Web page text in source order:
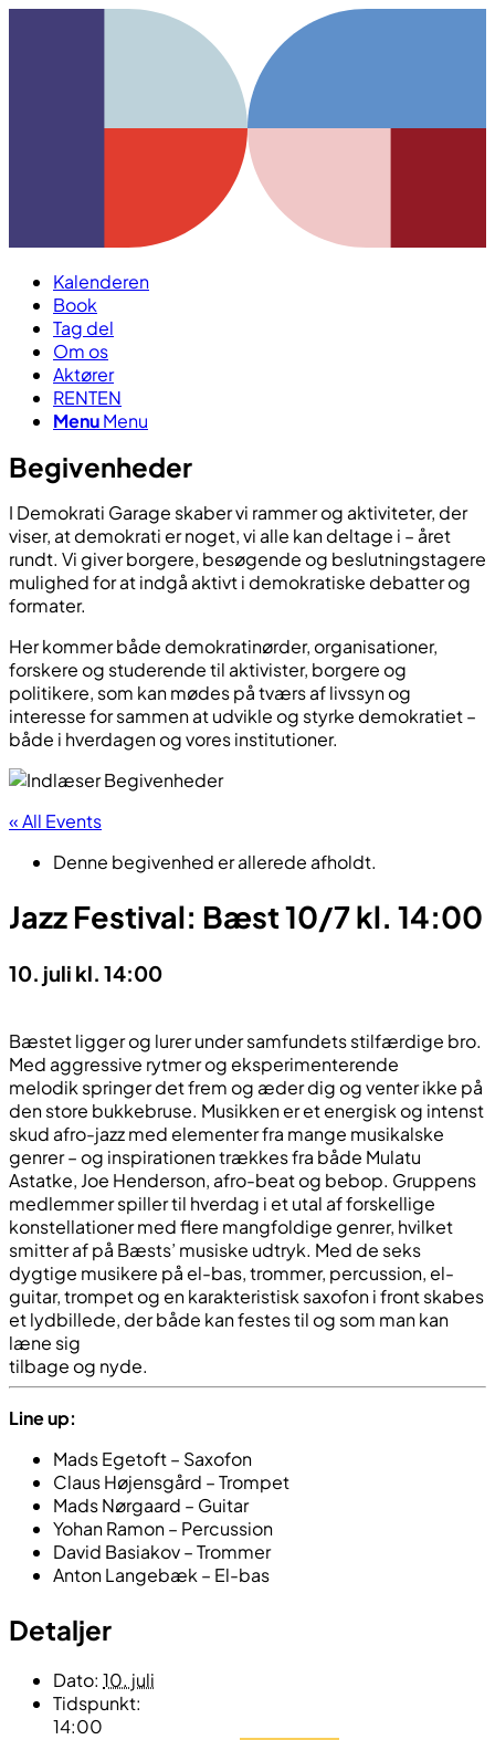
Kalenderen
Book
Tag del
Om os
Aktører
RENTEN
MenuMenu
Begivenheder
I Demokrati Garage skaber vi rammer og aktiviteter, der
viser, at demokrati er noget, vi alle kan deltage i – året
rundt. Vi giver borgere, besøgende og beslutningstagere
mulighed for at indgå aktivt i demokratiske debatter og
formater.
Her kommer både demokratinørder, organisationer,
forskere og studerende til aktivister, borgere og
politikere, som kan mødes på tværs af livssyn og
interesse for sammen at udvikle og styrke demokratiet –
både i hverdagen og vores institutioner.
« All Events
Denne begivenhed er allerede afholdt.
Jazz Festival: Bæst 10/7 kl. 14:00
10. juli kl. 14:00
Bæstet ligger og lurer under samfundets stilfærdige bro.
Med aggressive rytmer og eksperimenterende
melodik springer det frem og æder dig og venter ikke på
den store bukkebruse. Musikken er et energisk og intenst
skud afro-jazz med elementer fra mange musikalske
genrer – og inspirationen trækkes fra både Mulatu
Astatke, Joe Henderson, afro-beat og bebop. Gruppens
medlemmer spiller til hverdag i et utal af forskellige
konstellationer med flere mangfoldige genrer, hvilket
smitter af på Bæsts’ musiske udtryk. Med de seks
dygtige musikere på el-bas, trommer, percussion, el-
guitar, trompet og en karakteristisk saxofon i front skabes
et lydbillede, der både kan festes til og som man kan
læne sig
tilbage og nyde.
Line up:
Mads Egetoft – Saxofon
Claus Højensgård – Trompet
Mads Nørgaard – Guitar
Yohan Ramon – Percussion
David Basiakov – Trommer
Anton Langebæk – El-bas
Detaljer
Dato: 10. juli
Tidspunkt:
14:00